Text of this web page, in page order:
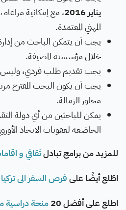
يناير 2016
، مع إمكانية
المهني المعتمدة.
يجب أن يتمكن الباحث من
خلال مؤسسته المضيفة.
يجب تقديم طلب فردي، وليس
يجب أن يكون البحث المقترح
محاور الزمالة.
يمكن للباحثين من أي دولة
الخاضعة لعقوبات الاتحاد
للمزيد من برامج تبادلثقافي و
اطّلع أيضًا علىفرص السفر الى تركيا
اطلع على أفضل 20
منحة دراسية